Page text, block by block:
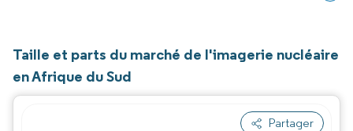
Taille et parts du marché de l'imagerie nucléaire
en Afrique du Sud
Partager